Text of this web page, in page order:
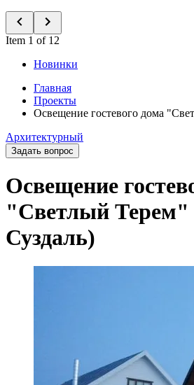
Item 1 of 12
Новинки
Главная
Проекты
Освещение гостевого дома
Архитектурный
Задать вопрос
Освещение
"Светлый Терем"
Суздаль)